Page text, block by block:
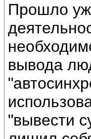
Прошло
вывода
"вывести